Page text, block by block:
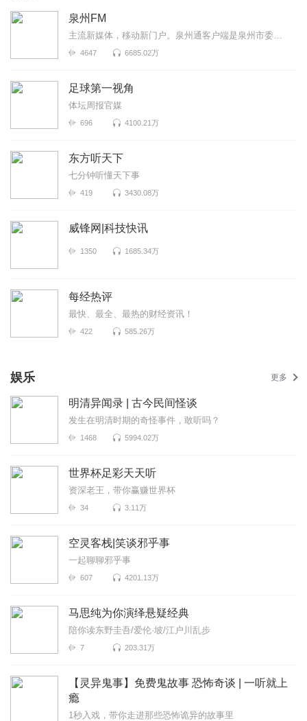
泉州FM
主流新媒体，移动新门户。泉州通客户端是泉州市委市政府重点扶持、泉州晚报社全力打造的泉州智慧城市移...
4647 6685.02万
足球第一视角
体坛周报官媒
696 4100.21万
东方听天下
七分钟听懂天下事
419 3430.08万
威锋网|科技快讯
1350 1685.34万
每经热评
最快、最全、最热的财经资讯！
422 585.26万
娱乐 更多
明清异闻录 | 古今民间怪谈
发生在明清时期的奇怪事件，敢听吗？
1468 5994.02万
世界杯足彩天天听
资深老王，带你赢赚世界杯
34 3.11万
空灵客栈|笑谈邪乎事
一起聊聊邪乎事
607 4201.13万
马思纯为你演绎悬疑经典
陪你读东野圭吾/爱伦·坡/江户川乱步
7 203.31万
【灵异鬼事】免费鬼故事 恐怖奇谈 | 一听就上
瘾
1秒入戏，带你走进那些恐怖诡异的故事里